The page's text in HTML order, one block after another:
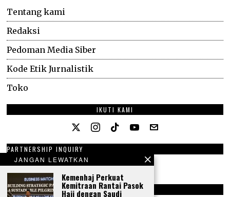
Tentang kami
Redaksi
Pedoman Media Siber
Kode Etik Jurnalistik
Toko
IKUTI KAMI
PARTNERSHIP INQUIRY
e-Mail: ckr.cakra@gmail.com
Phone: +62 816 334 058
ALAMAT
JANGAN LEWATKAN
Kemenhaj Perkuat
Kemitraan Rantai Pasok
Haji dengan Saudi